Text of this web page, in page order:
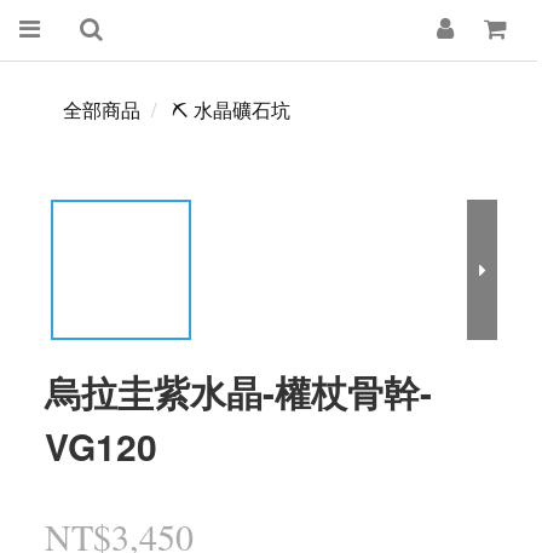
全部商品 ⛏️ 水晶礦石坑
烏拉圭紫水晶-權杖骨幹-
VG120
NT$3,450